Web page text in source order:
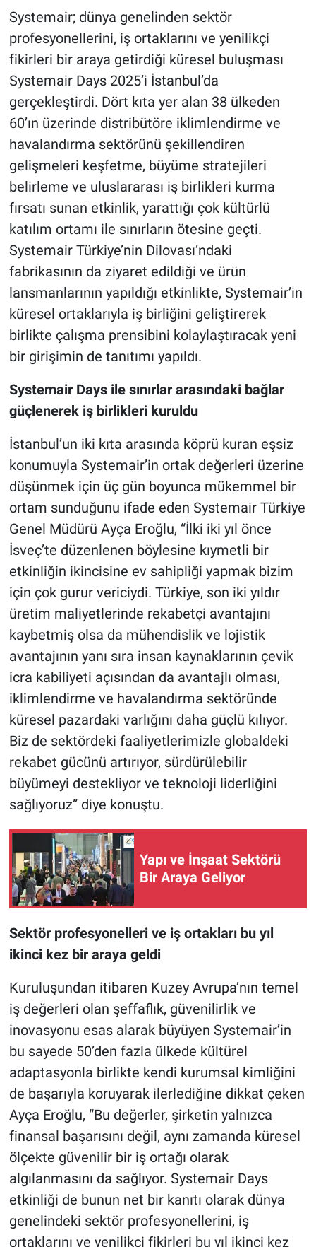
Systemair; dünya genelinden sektör
profesyonellerini, iş ortaklarını ve yenilikçi
fikirleri bir araya getirdiği küresel buluşması
Systemair Days 2025’i İstanbul’da
gerçekleştirdi. Dört kıta yer alan 38 ülkeden
60’ın üzerinde distribütöre iklimlendirme ve
havalandırma sektörünü şekillendiren
gelişmeleri keşfetme, büyüme stratejileri
belirleme ve uluslararası iş birlikleri kurma
fırsatı sunan etkinlik, yarattığı çok kültürlü
katılım ortamı ile sınırların ötesine geçti.
Systemair Türkiye’nin Dilovası’ndaki
fabrikasının da ziyaret edildiği ve ürün
lansmanlarının yapıldığı etkinlikte, Systemair’in
küresel ortaklarıyla iş birliğini geliştirerek
birlikte çalışma prensibini kolaylaştıracak yeni
bir girişimin de tanıtımı yapıldı.
Systemair Days ile sınırlar arasındaki bağlar
güçlenerek iş birlikleri kuruldu
İstanbul’un iki kıta arasında köprü kuran eşsiz
konumuyla Systemair’in ortak değerleri üzerine
düşünmek için üç gün boyunca mükemmel bir
ortam sunduğunu ifade eden Systemair Türkiye
Genel Müdürü Ayça Eroğlu, “İlki iki yıl önce
İsveç’te düzenlenen böylesine kıymetli bir
etkinliğin ikincisine ev sahipliği yapmak bizim
için çok gurur vericiydi. Türkiye, son iki yıldır
üretim maliyetlerinde rekabetçi avantajını
kaybetmiş olsa da mühendislik ve lojistik
avantajının yanı sıra insan kaynaklarının çevik
icra kabiliyeti açısından da avantajlı olması,
iklimlendirme ve havalandırma sektöründe
küresel pazardaki varlığını daha güçlü kılıyor.
Biz de sektördeki faaliyetlerimizle globaldeki
rekabet gücünü artırıyor, sürdürülebilir
büyümeyi destekliyor ve teknoloji liderliğini
sağlıyoruz” diye konuştu.
Yapı ve İnşaat Sektörü
Bir Araya Geliyor
Sektör profesyonelleri ve iş ortakları bu yıl
ikinci kez bir araya geldi
Kuruluşundan itibaren Kuzey Avrupa’nın temel
iş değerleri olan şeffaflık, güvenilirlik ve
inovasyonu esas alarak büyüyen Systemair’in
bu sayede 50’den fazla ülkede kültürel
adaptasyonla birlikte kendi kurumsal kimliğini
de başarıyla koruyarak ilerlediğine dikkat çeken
Ayça Eroğlu, “Bu değerler, şirketin yalnızca
finansal başarısını değil, aynı zamanda küresel
ölçekte güvenilir bir iş ortağı olarak
algılanmasını da sağlıyor. Systemair Days
etkinliği de bunun net bir kanıtı olarak dünya
genelindeki sektör profesyonellerini, iş
ortaklarını ve yenilikçi fikirleri bu yıl ikinci kez